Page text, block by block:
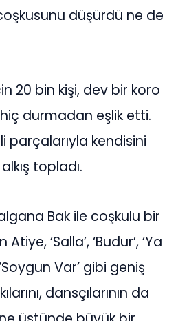
düşürdü ne de
20 bin kişi, dev bir koro
hiç durmadan eşlik etti.
parçalarıyla kendisini
topladı.
Bak ile coşkulu bir
‘Salla’, ‘Budur’, ‘Ya
Var’ gibi geniş
dansçılarının da